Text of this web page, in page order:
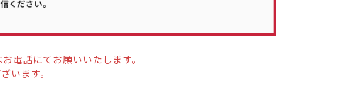
電話にてお願いいたします。
います。